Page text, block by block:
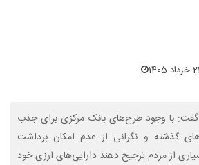
گفت: با وجود طرح‌های بانک مرکزی برای جذب
گذشته و نگرانی از عدم امکان برداشت
از مردم ترجیح دهند دارایی‌های ارزی خود